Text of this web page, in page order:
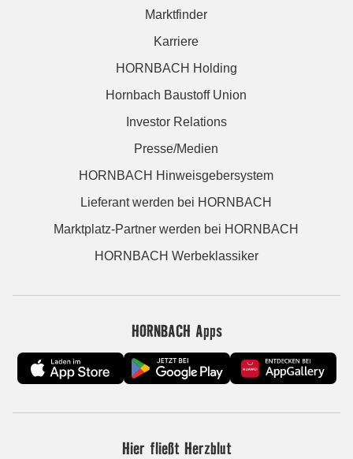
Marktfinder
Karriere
HORNBACH Holding
Hornbach Baustoff Union
Investor Relations
Presse/Medien
HORNBACH Hinweisgebersystem
Lieferant werden bei HORNBACH
Marktplatz-Partner werden bei HORNBACH
HORNBACH Werbeklassiker
HORNBACH Apps
Hier fließt Herzblut